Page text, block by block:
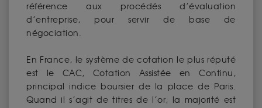
référence aux procédés d’évaluation
d’entreprise, pour servir de base de
négociation.
En France, le système de cotation le plus réputé
est le CAC, Cotation Assistée en Continu,
principal indice boursier de la place de Paris.
Quand il s’agit de titres de l’or, la majorité est